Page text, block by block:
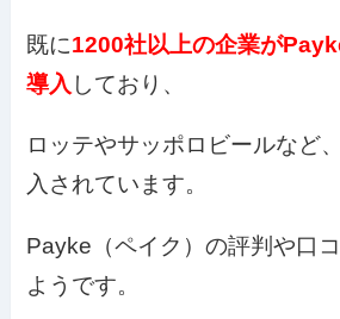
既に1200社以上の企業が
導入 しており、
ロッテやサッポロビールなど
入されています。
Payke（ペイク）の評判や口
ようです。